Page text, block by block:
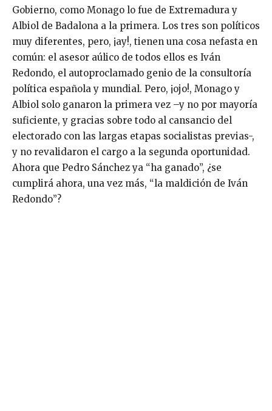
Gobierno, como Monago lo fue de Extremadura y
Albiol de Badalona a la primera. Los tres son políticos
muy diferentes, pero, ¡ay!, tienen una cosa nefasta en
común: el asesor aúlico de todos ellos es Iván
Redondo, el autoproclamado genio de la consultoría
política española y mundial. Pero, ¡ojo!, Monago y
Albiol solo ganaron la primera vez –y no por mayoría
suficiente, y gracias sobre todo al cansancio del
electorado con las largas etapas socialistas previas-,
y no revalidaron el cargo a la segunda oportunidad.
Ahora que Pedro Sánchez ya “ha ganado”, ¿se
cumplirá ahora, una vez más, “la maldición de Iván
Redondo”?